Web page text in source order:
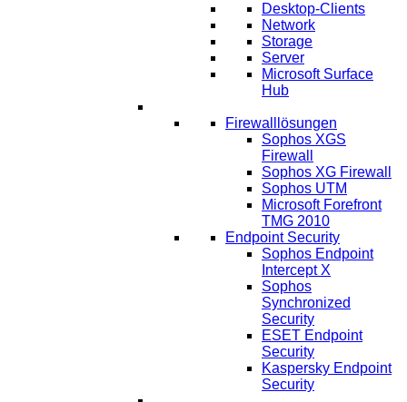
Desktop-Clients
Network
Storage
Server
Microsoft Surface
Hub
Firewalllösungen
Sophos XGS
Firewall
Sophos XG Firewall
Sophos UTM
Microsoft Forefront
TMG 2010
Endpoint Security
Sophos Endpoint
Intercept X
Sophos
Synchronized
Security
ESET Endpoint
Security
Kaspersky Endpoint
Security